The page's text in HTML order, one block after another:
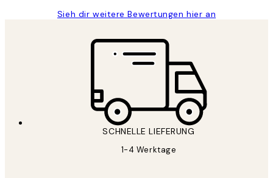
Sieh dir weitere Bewertungen hier an
SCHNELLE LIEFERUNG
1-4 Werktage